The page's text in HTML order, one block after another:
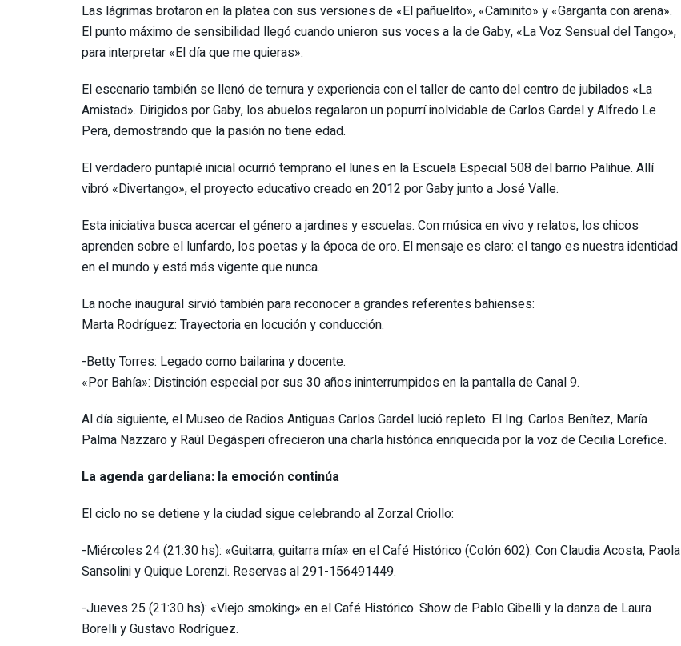
Las lágrimas brotaron en la platea con sus versiones de «El pañuelito», «Caminito» y «Garganta con arena».
El punto máximo de sensibilidad llegó cuando unieron sus voces a la de Gaby, «La Voz Sensual del Tango»,
para interpretar «El día que me quieras».
El escenario también se llenó de ternura y experiencia con el taller de canto del centro de jubilados «La
Amistad». Dirigidos por Gaby, los abuelos regalaron un popurrí inolvidable de Carlos Gardel y Alfredo Le
Pera, demostrando que la pasión no tiene edad.
El verdadero puntapié inicial ocurrió temprano el lunes en la Escuela Especial 508 del barrio Palihue. Allí
vibró «Divertango», el proyecto educativo creado en 2012 por Gaby junto a José Valle.
Esta iniciativa busca acercar el género a jardines y escuelas. Con música en vivo y relatos, los chicos
aprenden sobre el lunfardo, los poetas y la época de oro. El mensaje es claro: el tango es nuestra identidad
en el mundo y está más vigente que nunca.
La noche inaugural sirvió también para reconocer a grandes referentes bahienses:
Marta Rodríguez: Trayectoria en locución y conducción.
-Betty Torres: Legado como bailarina y docente.
«Por Bahía»: Distinción especial por sus 30 años ininterrumpidos en la pantalla de Canal 9.
Al día siguiente, el Museo de Radios Antiguas Carlos Gardel lució repleto. El Ing. Carlos Benítez, María
Palma Nazzaro y Raúl Degásperi ofrecieron una charla histórica enriquecida por la voz de Cecilia Lorefice.
La agenda gardeliana: la emoción continúa
El ciclo no se detiene y la ciudad sigue celebrando al Zorzal Criollo:
-Miércoles 24 (21:30 hs): «Guitarra, guitarra mía» en el Café Histórico (Colón 602). Con Claudia Acosta, Paola
Sansolini y Quique Lorenzi. Reservas al 291-156491449.
-Jueves 25 (21:30 hs): «Viejo smoking» en el Café Histórico. Show de Pablo Gibelli y la danza de Laura
Borelli y Gustavo Rodríguez.